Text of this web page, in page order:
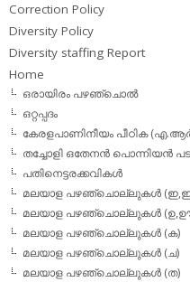
Correction Policy
Diversity Policy
Diversity staffing Report
Home
ഒരായിരം പഴഞ്ചൊല്‍
ഒറ്റപ്പദം
കേരളപാണിനീയം പീഠിക
തച്ചോളി ഒതേനൻ പൊന്നിയൻ
പതിനെട്ടരക്കവികള്‍
മലയാള പഴഞ്ചൊല്ലുകള്‍
മലയാള പഴഞ്ചൊല്ലുകള്‍
മലയാള പഴഞ്ചൊല്ലുകള്‍ (ക)
മലയാള പഴഞ്ചൊല്ലുകള്‍ (ച)
മലയാള പഴഞ്ചൊല്ലുകള്‍ (ത)